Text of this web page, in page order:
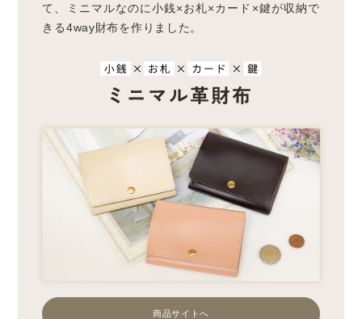
て、
ミニマルなのに小銭×お札×カード×鍵が収納で
きる4way財布を作りました。
商品サイトへ